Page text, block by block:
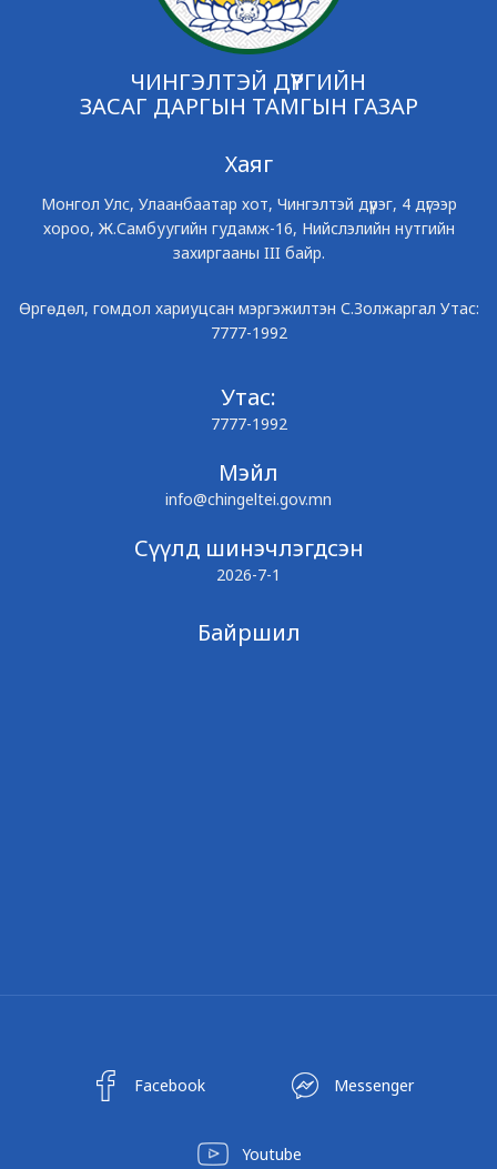
ЧИНГЭЛТЭЙ ДҮҮРГИЙН
ЗАСАГ ДАРГЫН ТАМГЫН ГАЗАР
Хаяг
Монгол Улс, Улаанбаатар хот, Чингэлтэй дүүрэг, 4 дүгээр
хороо, Ж.Самбуугийн гудамж-16, Нийслэлийн нутгийн
захиргааны III байр.
Өргөдөл, гомдол хариуцсан мэргэжилтэн С.Золжаргал Утас:
7777-1992
Утас:
7777-1992
Мэйл
info@chingeltei.gov.mn
Сүүлд шинэчлэгдсэн
2026-7-1
Байршил
Facebook Messenger
Youtube